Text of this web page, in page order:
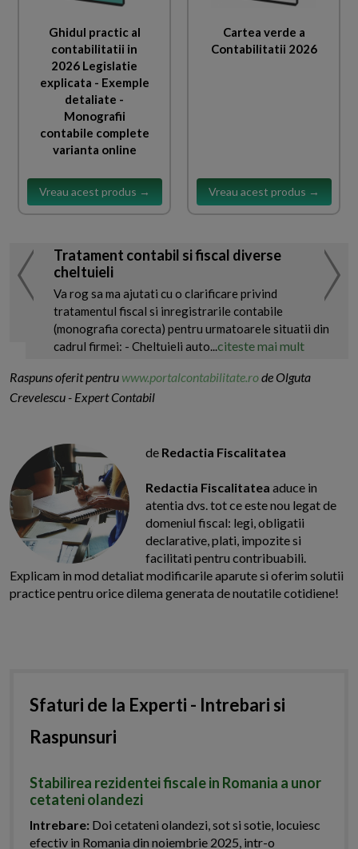
Ghidul practic al
contabilitatii in
2026 Legislatie
explicata - Exemple
detaliate -
Monografii
contabile complete
varianta online
Vreau acest produs →
Cartea verde a
Contabilitatii 2026
Vreau acest produs →
Tratament contabil si fiscal diverse
cheltuieli
Va rog sa ma ajutati cu o clarificare privind
tratamentul fiscal si inregistrarile contabile
(monografia corecta) pentru urmatoarele situatii din
cadrul firmei: - Cheltuieli auto...citeste mai mult
Raspuns oferit pentru www.portalcontabilitate.rode Olguta
Crevelescu - Expert Contabil
de Redactia Fiscalitatea
Redactia Fiscalitatea aduce in
atentia dvs. tot ce este nou legat de
domeniul fiscal: legi, obligatii
declarative, plati, impozite si
facilitati pentru contribuabili.
Explicam in mod detaliat modificarile aparute si oferim solutii
practice pentru orice dilema generata de noutatile cotidiene!
Sfaturi de la Experti - Intrebari si
Raspunsuri
Stabilirea rezidentei fiscale in Romania a unor
cetateni olandezi
Intrebare: Doi cetateni olandezi, sot si sotie, locuiesc
efectiv in Romania din noiembrie 2025, intr-o